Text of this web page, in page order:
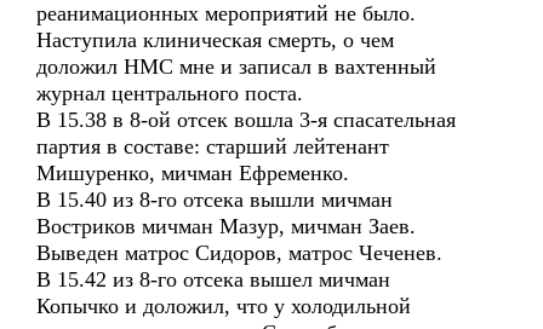
реанимационных мероприятий не было.
Наступила клиническая смерть, о чем
доложил НМС мне и записал в вахтенный
журнал центрального поста.
В 15.38 в 8-ой отсек вошла 3-я спасательная
партия в составе: старший лейтенант
Мишуренко, мичман Ефременко.
В 15.40 из 8-го отсека вышли мичман
Востриков мичман Мазур, мичман Заев.
Выведен матрос Сидоров, матрос Чеченев.
В 15.42 из 8-го отсека вышел мичман
Копычко и доложил, что у холодильной